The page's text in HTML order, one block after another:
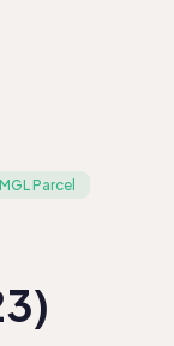
MGL Parcel